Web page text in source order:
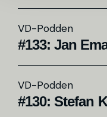
VD-Podden
#133: Jan
VD-Podden
#130: Stefan